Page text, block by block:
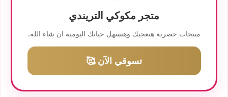
متجر مكوكي التريندي
منتجات حصرية هتعجبك وهتسهل حياتك اليومية ان شاء الله.
تسوقي الآن 🥰